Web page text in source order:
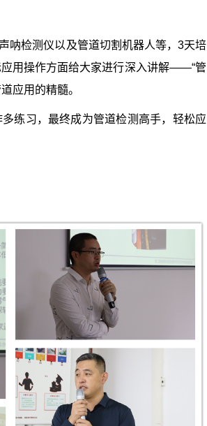
呐检测仪以及管道切割机器人等，3天培
用操作方面给大家进行深入讲解——“管
应用的精髓。
练习，最终成为管道检测高手，轻松应